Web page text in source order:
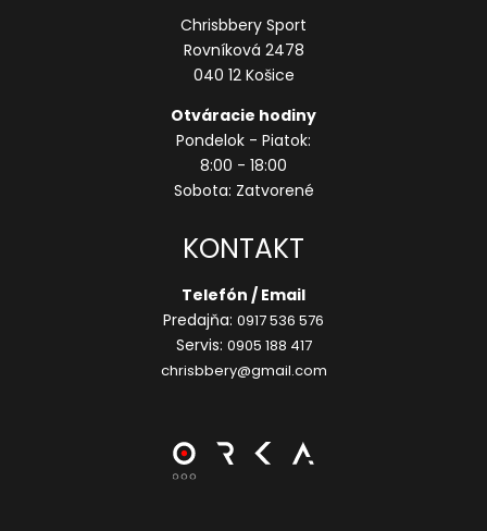
Chrisbbery Sport
Rovníková 2478
040 12 Košice
Otváracie hodiny
Pondelok - Piatok:
8:00 - 18:00
Sobota: Zatvorené
KONTAKT
Telefón / Email
Predajňa: 0917 536 576
Servis: 0905 188 417
chrisbbery@gmail.com